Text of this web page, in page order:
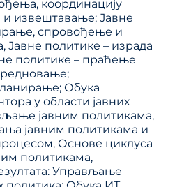
координацију
и извештавање; Јавне
спровођење и
Јавне политике – израда
политике – праћење
Обука
у области јавних
јавним политикама,
јавним политикама и
Основе циклуса
политикама,
Управљање